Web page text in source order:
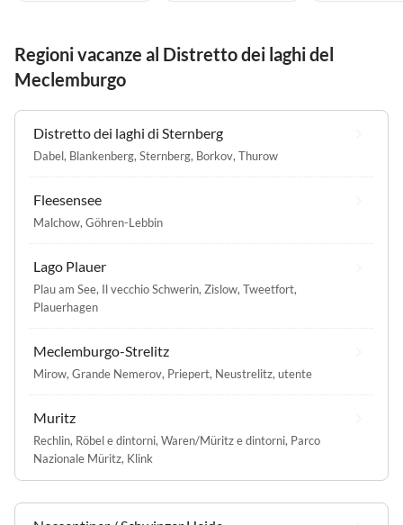
Regioni vacanze al Distretto dei laghi del
Meclemburgo
Distretto dei laghi di Sternberg
Dabel, Blankenberg, Sternberg, Borkov, Thurow
Fleesensee
Malchow, Göhren-Lebbin
Lago Plauer
Plau am See, Il vecchio Schwerin, Zislow, Tweetfort,
Plauerhagen
Meclemburgo-Strelitz
Mirow, Grande Nemerov, Priepert, Neustrelitz, utente
Muritz
Rechlin, Röbel e dintorni, Waren/Müritz e dintorni, Parco
Nazionale Müritz, Klink